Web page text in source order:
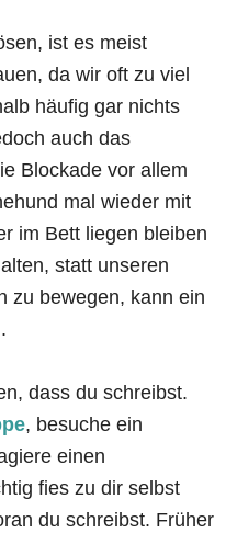
ist es meist
da wir oft zu viel
häufig gar nichts
auch das
Blockade vor allem
mal wieder mit
im Bett liegen bleiben
statt unseren
zu bewegen, kann ein
dass du schreibst.
, besuche ein
einen
fies zu dir selbst
du schreibst. Früher